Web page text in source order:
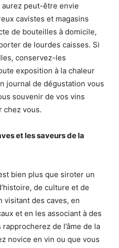
peut-être envie
cavistes et magasins
de bouteilles à domicile,
de lourdes caisses. Si
conservez-les
exposition à la chaleur
journal de dégustation vous
souvenir de vos vins
chez vous.
et les saveurs de la
bien plus que siroter un
de culture et de
visitant des caves, en
et en les associant à des
de l’âme de la
novice en vin ou que vous